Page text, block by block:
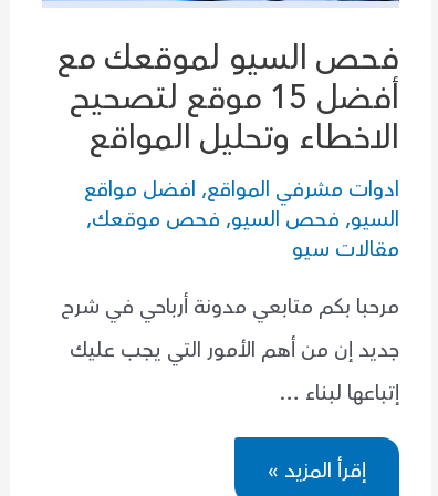
فحص السيو لموقعك مع
أفضل 15 موقع لتصحيح
الاخطاء وتحليل المواقع
ادوات مشرفي المواقع, افضل مواقع
السيو, فحص السيو, فحص موقعك,
مقالات سيو
مرحبا بكم متابعي مدونة أرباحي في شرح
جديد إن من أهم الأمور التي يجب عليك
إتباعها لبناء …
فحص
السيو
إقرأ المزيد »